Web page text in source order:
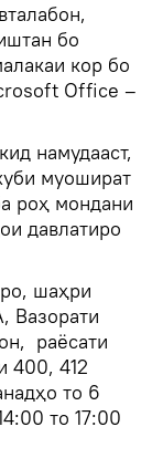
бо
кор бо
Office –
намудааст,
муошират
роҳ мондани
давлатиро
шаҳри
Вазорати
раёсати
400, 412
то 6
то 17:00